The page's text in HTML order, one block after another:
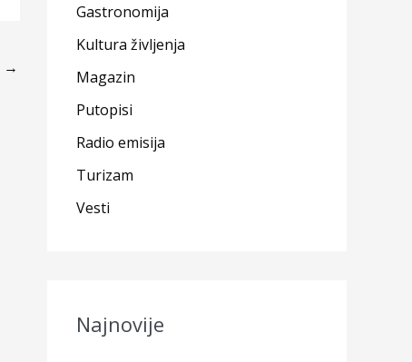
→
Gastronomija
Kultura življenja
Magazin
Putopisi
Radio emisija
Turizam
Vesti
Najnovije